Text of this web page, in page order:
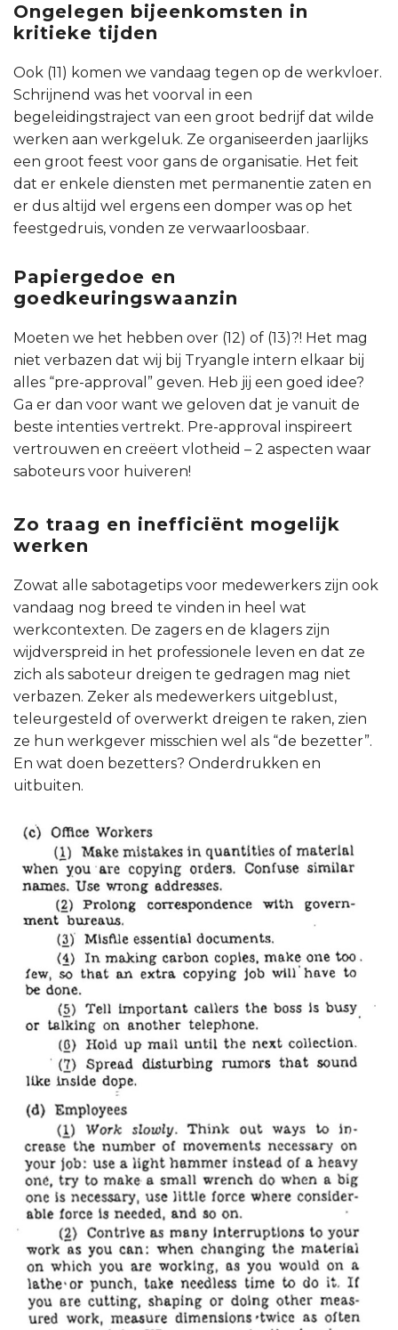
Ongelegen bijeenkomsten in
kritieke tijden
Ook (11) komen we vandaag tegen op de werkvloer.
Schrijnend was het voorval in een
begeleidingstraject van een groot bedrijf dat wilde
werken aan werkgeluk. Ze organiseerden jaarlijks
een groot feest voor gans de organisatie. Het feit
dat er enkele diensten met permanentie zaten en
er dus altijd wel ergens een domper was op het
feestgedruis, vonden ze verwaarloosbaar.
Papiergedoe en
goedkeuringswaanzin
Moeten we het hebben over (12) of (13)?! Het mag
niet verbazen dat wij bij Tryangle intern elkaar bij
alles “pre-approval” geven. Heb jij een goed idee?
Ga er dan voor want we geloven dat je vanuit de
beste intenties vertrekt. Pre-approval inspireert
vertrouwen en creëert vlotheid – 2 aspecten waar
saboteurs voor huiveren!
Zo traag en inefficiënt mogelijk
werken
Zowat alle sabotagetips voor medewerkers zijn ook
vandaag nog breed te vinden in heel wat
werkcontexten. De zagers en de klagers zijn
wijdverspreid in het professionele leven en dat ze
zich als saboteur dreigen te gedragen mag niet
verbazen. Zeker als medewerkers uitgeblust,
teleurgesteld of overwerkt dreigen te raken, zien
ze hun werkgever misschien wel als “de bezetter”.
En wat doen bezetters? Onderdrukken en
uitbuiten.